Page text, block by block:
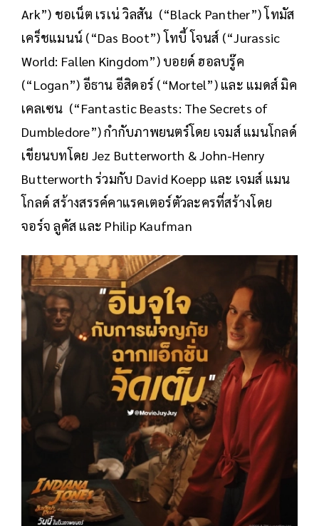
Ark”) ชอเน็ต เรเน่ วิลสัน (“Black Panther”) โทมัส
เคร็ชแมนน์ (“Das Boot”) โทบี้ โจนส์ (“Jurassic
World: Fallen Kingdom”) บอยด์ ฮอลบรู๊ค
(“Logan”) อีธาน อีสิดอร์ (“Mortel”) และ แมดส์ มิค
เคลเซน (“Fantastic Beasts: The Secrets of
Dumbledore”) กำกับภาพยนตร์โดย เจมส์ แมนโกลด์
เขียนบทโดย Jez Butterworth & John-Henry
Butterworth ร่วมกับ David Koepp และ เจมส์ แมน
โกลด์ สร้างสรรค์คาแรคเตอร์ตัวละครที่สร้างโดย
จอร์จ ลูคัส และ Philip Kaufman